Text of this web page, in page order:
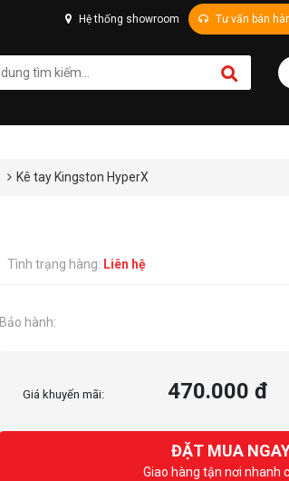
Hệ thống showroom Tư vấn bán
Kê tay Kingston HyperX
Tình trạng hàng: Liên hệ
Bảo hành:
Giá khuyến mãi: 470.000 đ
ĐẶT MUA
Giao hàng tận nơi nhanh